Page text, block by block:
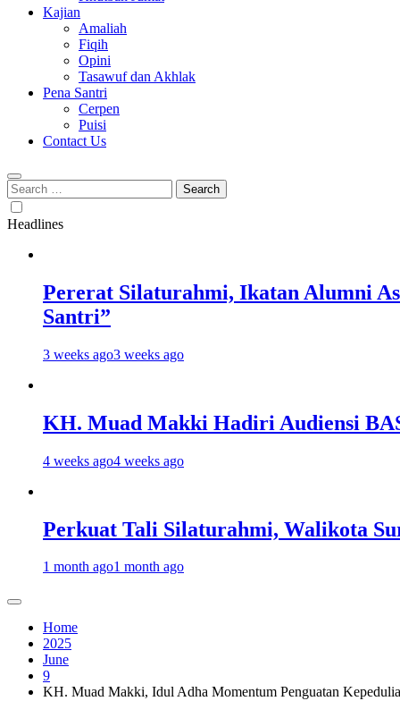
Kajian
Amaliah
Fiqih
Opini
Tasawuf dan Akhlak
Pena Santri
Cerpen
Puisi
Contact Us
Search
for:
Headlines
Pererat Silaturahmi, Ikatan Alumni
Santri”
3 weeks ago3 weeks ago
KH. Muad Makki Hadiri Audiensi
4 weeks ago4 weeks ago
Perkuat Tali Silaturahmi, Walikota
1 month ago1 month ago
Home
2025
June
9
KH. Muad Makki, Idul Adha Momentum Penguatan